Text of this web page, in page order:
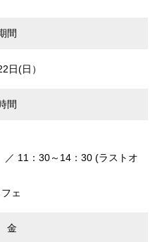
間
日(日）
間
／ 11：30～14：30 (ラストオ
ェ